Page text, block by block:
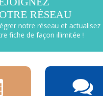
RÉSEAU
notre réseau et actualisez
fiche de façon illimitée !